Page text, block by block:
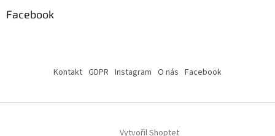
Facebook
Kontakt GDPR Instagram O nás Facebook
Vytvořil Shoptet